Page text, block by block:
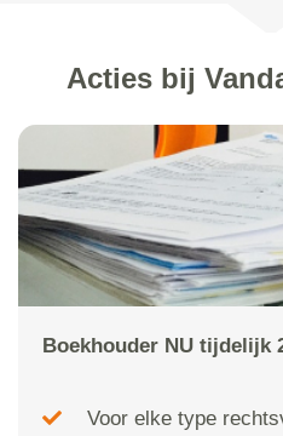
Acties bij
Boekhouder NU tijdelijk
Voor elke type